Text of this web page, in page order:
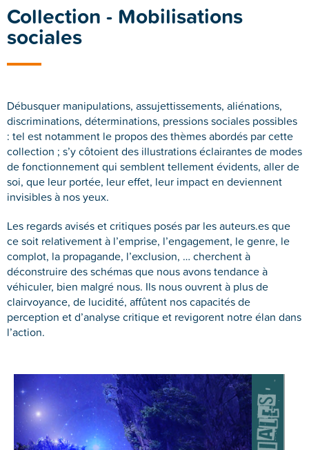
Collection - Mobilisations
sociales
Débusquer manipulations, assujettissements, aliénations,
discriminations, déterminations, pressions sociales possibles
: tel est notamment le propos des thèmes abordés par cette
collection ; s’y côtoient des illustrations éclairantes de modes
de fonctionnement qui semblent tellement évidents, aller de
soi, que leur portée, leur effet, leur impact en deviennent
invisibles à nos yeux.
Les regards avisés et critiques posés par les auteurs.es que
ce soit relativement à l’emprise, l’engagement, le genre, le
complot, la propagande, l’exclusion, … cherchent à
déconstruire des schémas que nous avons tendance à
véhiculer, bien malgré nous. Ils nous ouvrent à plus de
clairvoyance, de lucidité, affûtent nos capacités de
perception et d’analyse critique et revigorent notre élan dans
l’action.